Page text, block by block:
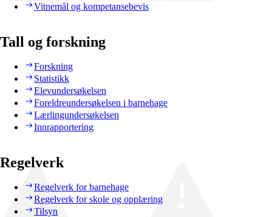
Vitnemål og kompetansebevis
Tall og forskning
Forskning
Statistikk
Elevundersøkelsen
Foreldreundersøkelsen i barnehage
Lærlingundersøkelsen
Innrapportering
Regelverk
Regelverk for barnehage
Regelverk for skole og opplæring
Tilsyn